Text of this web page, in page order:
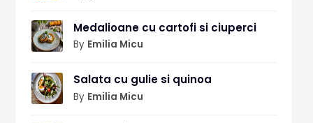
Medalioane cu cartofi si ciuperci
By Emilia Micu
Salata cu gulie si quinoa
By Emilia Micu